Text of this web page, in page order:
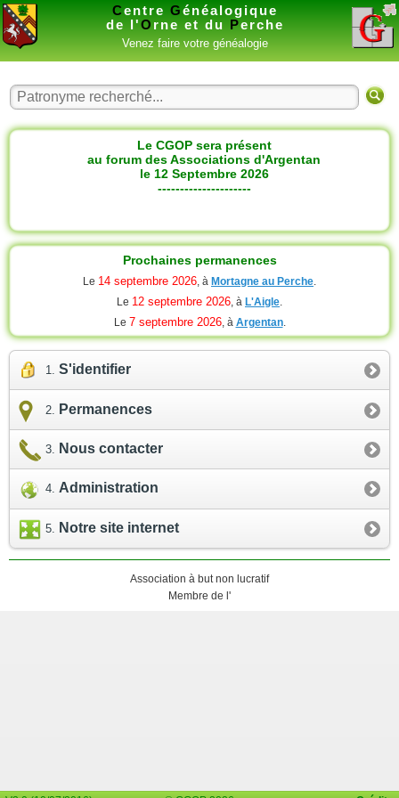
Centre Généalogique
de l'O rne et du Perche
Venez faire votre généalogie
Le CGOP sera présent
au forum des Associations d'Argentan
le 12 Septembre 2026
---------------------
Prochaines permanences
Le 14 septembre 2026, à Mortagne au Perche.
Le 12 septembre 2026, à L'Aigle.
Le 7 septembre 2026, à Argentan.
S'identifier
Permanences
Nous contacter
Administration
Notre site internet
Association à but non lucratif
Membre de l'